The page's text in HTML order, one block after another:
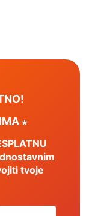
⋆
tvoje